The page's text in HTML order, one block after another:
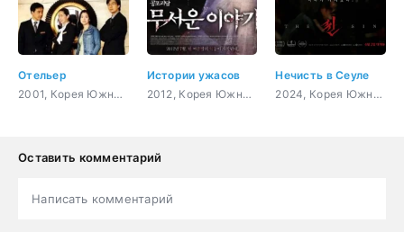
Отельер
2001, Корея Южная, бизнес, романтика, драма
Истории ужасов
2012, Корея Южная, триллер, ужасы, сверхъестественное
Нечисть в Сеуле
2024, Корея Южная, триллер, мистика, ужасы, сверхъестественное
Оставить комментарий
Написать комментарий